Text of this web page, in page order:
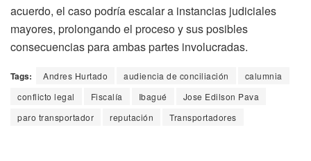
acuerdo, el caso podría escalar a instancias judiciales
mayores, prolongando el proceso y sus posibles
consecuencias para ambas partes involucradas.
Tags: Andres Hurtado audiencia de conciliación
calumnia
conflicto legal
Fiscalía Ibagué
Jose Edilson Pava
paro transportador
reputación Transportadores